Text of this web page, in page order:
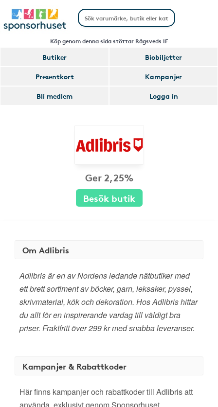
Köp genom denna sida stöttar Rågsveds IF
Butiker
Biobiljetter
Presentkort
Kampanjer
Bli medlem
Logga in
Ger 2,25%
Besök butik
Om Adlibris
Adlibris är en av Nordens ledande nätbutiker med
ett brett sortiment av böcker, garn, leksaker, pyssel,
skrivmaterial, kök och dekoration. Hos Adlibris hittar
du allt för en inspirerande vardag till väldigt bra
priser. Fraktfritt över 299 kr med snabba leveranser.
Kampanjer & Rabattkoder
Här finns kampanjer och rabattkoder till Adlibris att